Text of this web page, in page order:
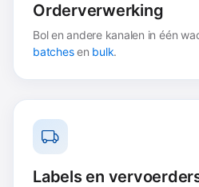
Orderverwerking
Bol en andere kanalen in één
batchesen bulk.
Labels en